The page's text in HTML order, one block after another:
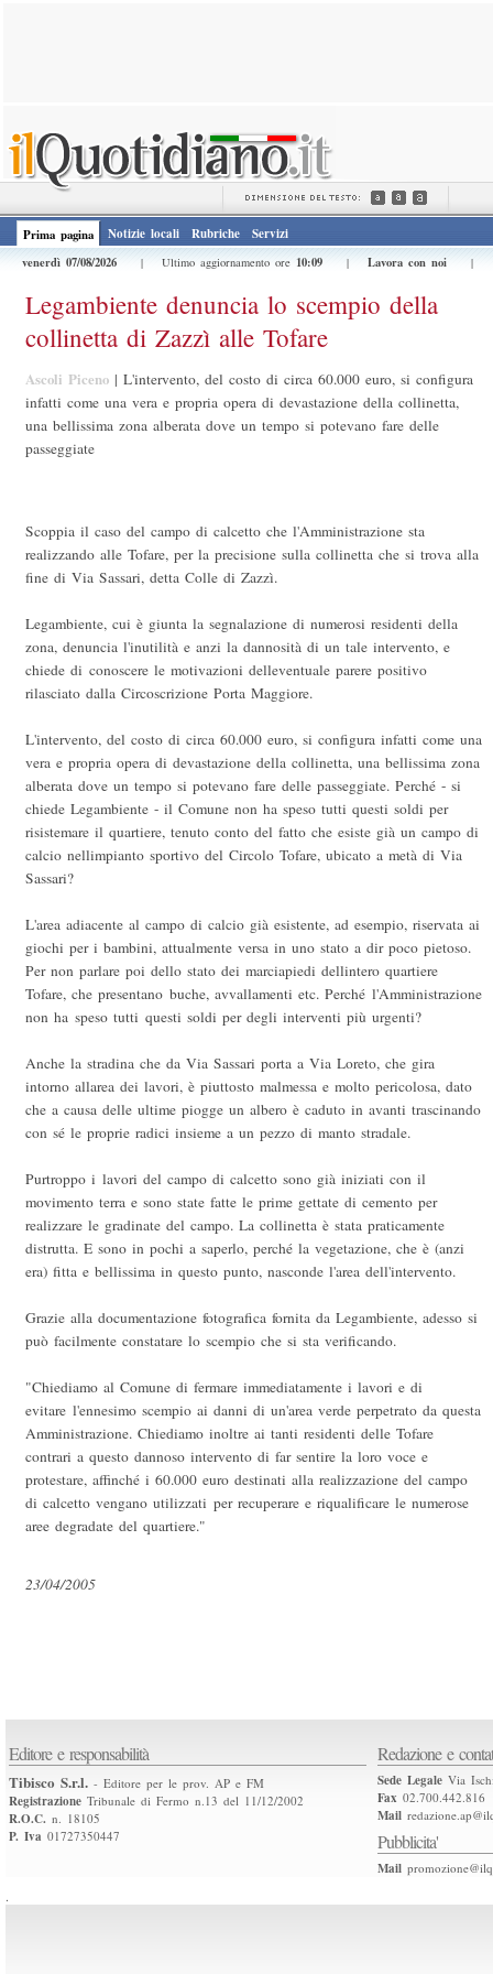
Prima pagina Notizie locali Rubriche
Servizi
venerdì 07/08/2026
| Ultimo aggiornamento ore 10:09 | Lavora con noi |
Legambiente denuncia lo scempio della
collinetta di Zazzì alle Tofare
Ascoli Piceno | L'intervento, del costo di circa 60.000 euro, si configura
infatti come una vera e propria opera di devastazione della collinetta,
una bellissima zona alberata dove un tempo si potevano fare delle
passeggiate
Scoppia il caso del campo di calcetto che l'Amministrazione sta
realizzando alle Tofare, per la precisione sulla collinetta che si trova alla
fine di Via Sassari, detta Colle di Zazzì.
Legambiente, cui è giunta la segnalazione di numerosi residenti della
zona, denuncia l'inutilità e anzi la dannosità di un tale intervento, e
chiede di conoscere le motivazioni delleventuale parere positivo
rilasciato dalla Circoscrizione Porta Maggiore.
L'intervento, del costo di circa 60.000 euro, si configura infatti come una
vera e propria opera di devastazione della collinetta, una bellissima zona
alberata dove un tempo si potevano fare delle passeggiate. Perché - si
chiede Legambiente - il Comune non ha speso tutti questi soldi per
risistemare il quartiere, tenuto conto del fatto che esiste già un campo di
calcio nellimpianto sportivo del Circolo Tofare, ubicato a metà di Via
Sassari?
L'area adiacente al campo di calcio già esistente, ad esempio, riservata ai
giochi per i bambini, attualmente versa in uno stato a dir poco pietoso.
Per non parlare poi dello stato dei marciapiedi dellintero quartiere
Tofare, che presentano buche, avvallamenti etc. Perché l'Amministrazione
non ha speso tutti questi soldi per degli interventi più urgenti?
Anche la stradina che da Via Sassari porta a Via Loreto, che gira
intorno allarea dei lavori, è piuttosto malmessa e molto pericolosa, dato
che a causa delle ultime piogge un albero è caduto in avanti trascinando
con sé le proprie radici insieme a un pezzo di manto stradale.
Purtroppo i lavori del campo di calcetto sono già iniziati con il
movimento terra e sono state fatte le prime gettate di cemento per
realizzare le gradinate del campo. La collinetta è stata praticamente
distrutta. E sono in pochi a saperlo, perché la vegetazione, che è (anzi
era) fitta e bellissima in questo punto, nasconde l'area dell'intervento.
Grazie alla documentazione fotografica fornita da Legambiente, adesso si
può facilmente constatare lo scempio che si sta verificando.
"Chiediamo al Comune di fermare immediatamente i lavori e di
evitare l'ennesimo scempio ai danni di un'area verde perpetrato da questa
Amministrazione. Chiediamo inoltre ai tanti residenti delle Tofare
contrari a questo dannoso intervento di far sentire la loro voce e
protestare, affinché i 60.000 euro destinati alla realizzazione del campo
di calcetto vengano utilizzati per recuperare e riqualificare le numerose
aree degradate del quartiere."
23/04/2005
Editore e responsabilità
Tibisco S.r.l. - Editore per le prov. AP e FM
Registrazione Tribunale di Fermo n.13 del 11/12/2002
R.O.C. n. 18105
P. Iva 01727350447
Redazione e
Sede Legale Via
Fax 02.700.442.816
Mail
Pubblicita'
Mail
.